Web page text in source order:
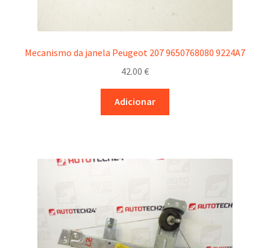
Mecanismo da janela Peugeot 207 9650768080 9224A7
42.00 €
Adicionar